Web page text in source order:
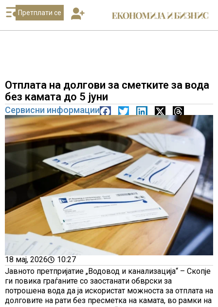
Претплати се
Отплата на долгови за сметките за вода
без камата до 5 јуни
Сервисни информации
18 мај, 2026
10:27
Јавното претпријатие „Водовод и канализација“ – Скопје
ги повика граѓаните со заостанати обврски за
потрошена вода да ја искористат можноста за отплата на
долговите на рати без пресметка на камата, во рамки на